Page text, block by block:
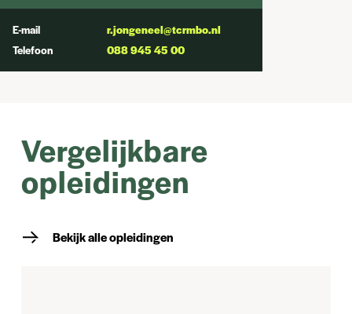
E-mail
r.jongeneel@tcrmbo.nl
Telefoon
088 945 45 00
Vergelijkbare
opleidingen
Bekijk alle opleidingen